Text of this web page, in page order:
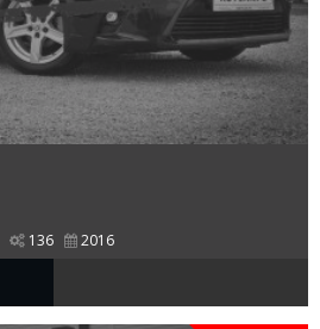
136 2016